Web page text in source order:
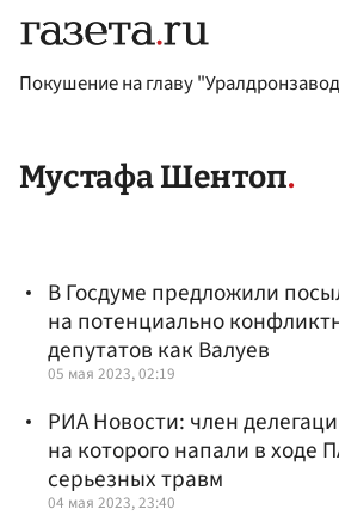
Покушение на главу
Мустафа Шентоп
В Госдуме предложили
на потенциально
депутатов как Валуев
05 мая 2023, 02:19
РИА Новости: член
на которого напали в ходе
серьезных травм
04 мая 2023, 23:40